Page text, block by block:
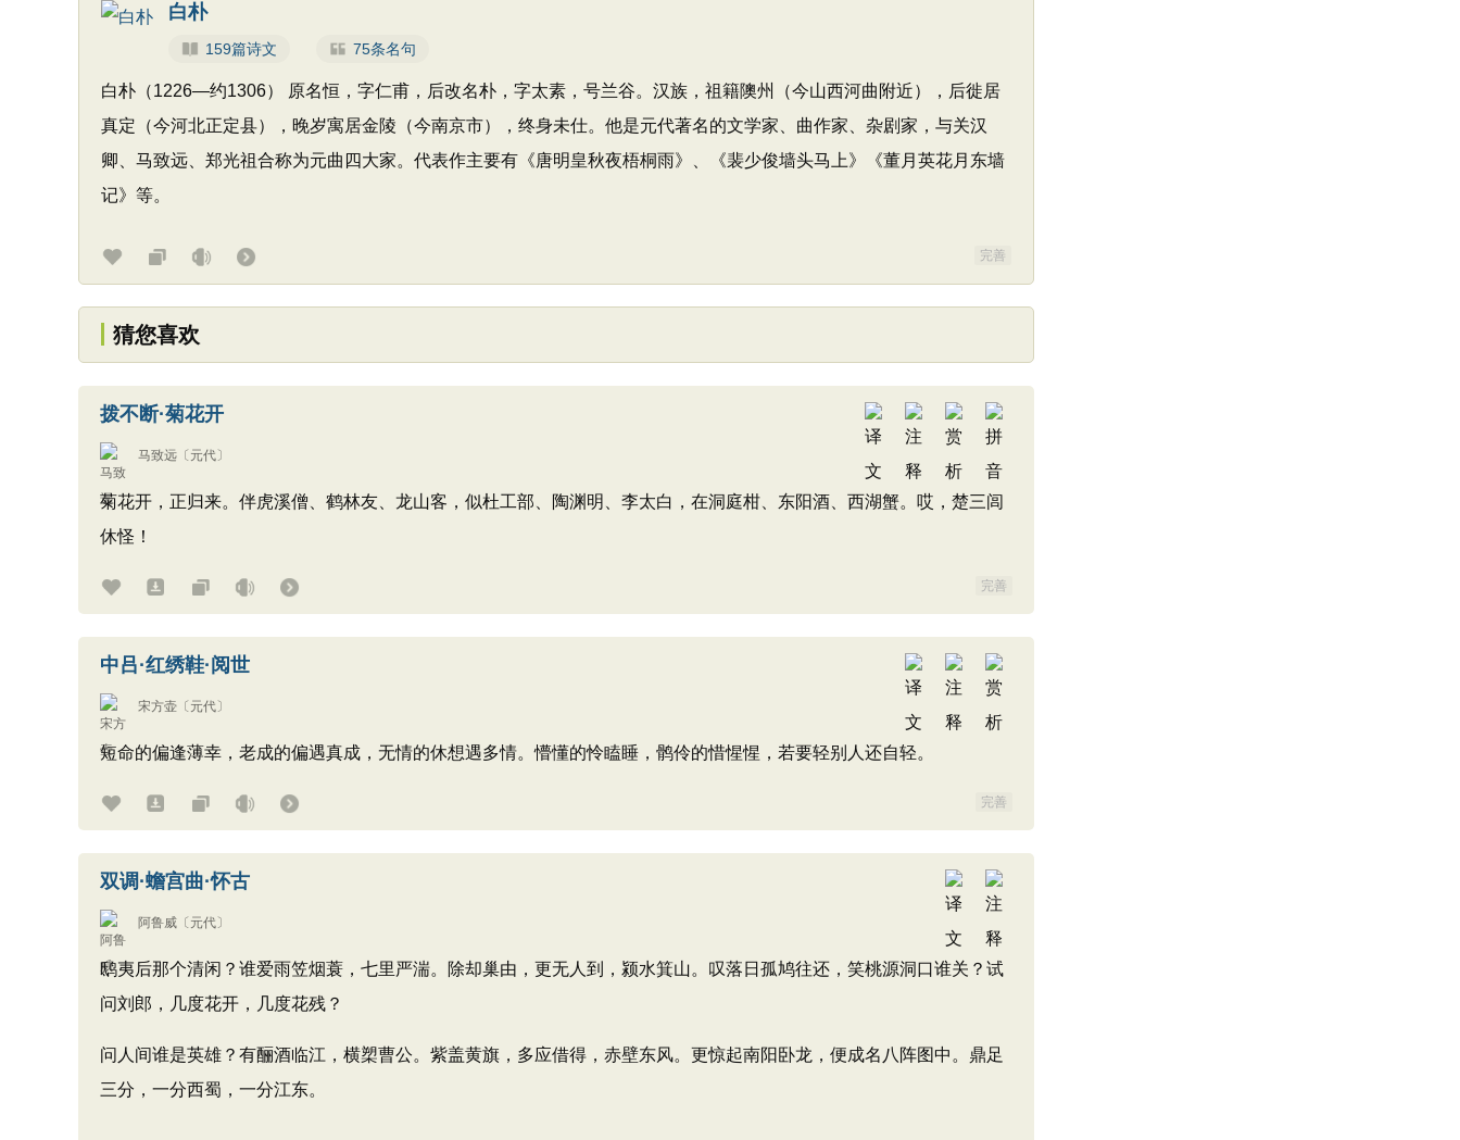
白朴
159篇诗文 75条名句
白朴（1226—约1306） 原名恒，字仁甫，后改名朴，字太素，号兰谷。汉族，祖籍隩州（今山西河曲附近），后徙居
真定（今河北正定县），晚岁寓居金陵（今南京市），终身未仕。他是元代著名的文学家、曲作家、杂剧家，与关汉
卿、马致远、郑光祖合称为元曲四大家。代表作主要有《唐明皇秋夜梧桐雨》、《裴少俊墙头马上》《董月英花月东墙
记》等。
完善
猜您喜欢
拨不断·菊花开
马致远 〔元代〕
菊花开，正归来。伴虎溪僧、鹤林友、龙山客，似杜工部、陶渊明、李太白，在洞庭柑、东阳酒、西湖蟹。哎，楚三闾
休怪！
完善
中吕·红绣鞋·阅世
宋方壶 〔元代〕
短命的偏逢薄幸，老成的偏遇真成，无情的休想遇多情。懵懂的怜瞌睡，鹘伶的惜惺惺，若要轻别人还自轻。
完善
双调·蟾宫曲·怀古
阿鲁威 〔元代〕
鸱夷后那个清闲？谁爱雨笠烟蓑，七里严湍。除却巢由，更无人到，颍水箕山。叹落日孤鸠往还，笑桃源洞口谁关？试
问刘郎，几度花开，几度花残？
问人间谁是英雄？有酾酒临江，横槊曹公。紫盖黄旗，多应借得，赤壁东风。更惊起南阳卧龙，便成名八阵图中。鼎足
三分，一分西蜀，一分江东。